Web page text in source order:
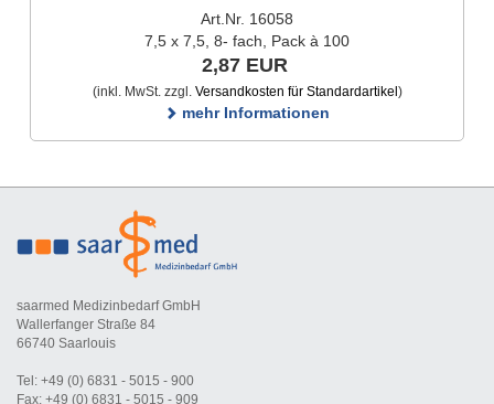
Art.Nr. 16058
7,5 x 7,5, 8- fach, Pack à 100
2,87 EUR
(inkl. MwSt. zzgl. Versandkosten für Standardartikel )
mehr Informationen
saarmed Medizinbedarf GmbH
Wallerfanger Straße 84
66740 Saarlouis
Tel: +49 (0) 6831 - 5015 - 900
Fax: +49 (0) 6831 - 5015 - 909